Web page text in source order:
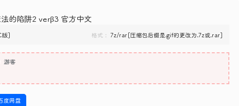
的陷阱2 verβ3 官方中文
] 格式： 7z/rar[压缩包后缀是.gif的更改为.7z或.rar]
游客
度网盘